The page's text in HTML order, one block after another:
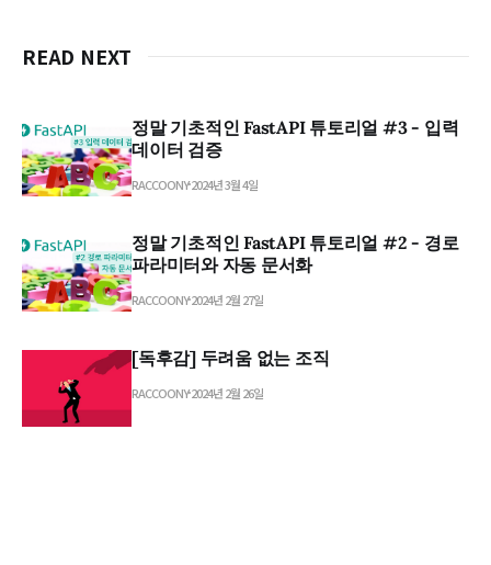
READ NEXT
정말 기초적인 FastAPI 튜토리얼 #3 - 입력
데이터 검증
RACCOONY2024년 3월 4일
정말 기초적인 FastAPI 튜토리얼 #2 - 경로
파라미터와 자동 문서화
RACCOONY2024년 2월 27일
[독후감] 두려움 없는 조직
RACCOONY2024년 2월 26일